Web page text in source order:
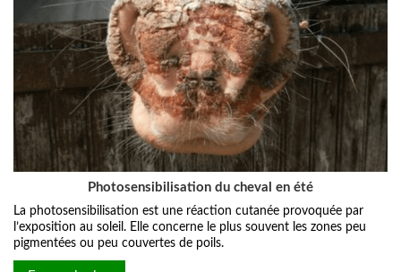
Photosensibilisation du cheval en été
La photosensibilisation est une réaction cutanée provoquée par
l’exposition au soleil. Elle concerne le plus souvent les zones peu
pigmentées ou peu couvertes de poils.